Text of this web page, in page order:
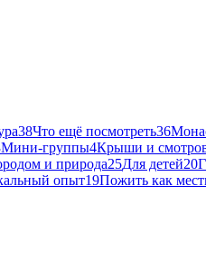
38Что ещё посмотреть36
Мини-группы4Крыши и
и природа25Для детей20
опыт19Пожить как